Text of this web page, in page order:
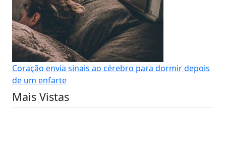
Coração envia sinais ao cérebro para dormir depois
de um enfarte
Mais Vistas